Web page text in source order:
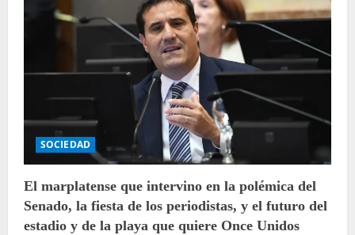
t
d
s
SOCIEDAD
El marplatense que intervino en la polémica del
Senado, la fiesta de los periodistas, y el futuro del
estadio y de la playa que quiere Once Unidos